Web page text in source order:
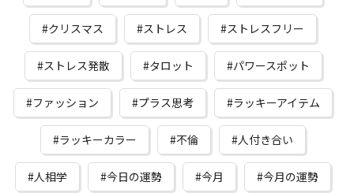
クリスマス ストレス ストレスフリー
ストレス発散 タロット パワースポット
ファッション プラス思考 ラッキーアイテム
ラッキーカラー 不倫 人付き合い
人相学 今日の運勢 今月 今月の運勢